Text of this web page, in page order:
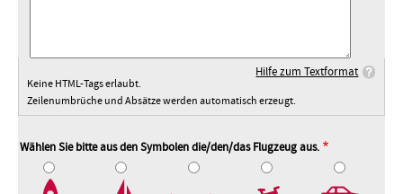
Hilfe zum Textformat
Keine HTML-Tags erlaubt.
Zeilenumbrüche und Absätze werden automatisch erzeugt.
Wählen Sie bitte aus den Symbolen die/den/das Flugzeug aus.